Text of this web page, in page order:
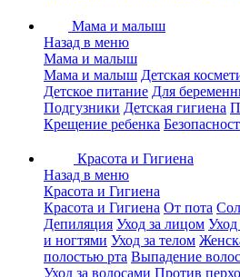
Мама и малыш
Назад в меню
Мама и малыш
Мама и малыш Детская
Детское питание Для
Подгузники Детская гигиена
Крещение ребенка
Красота и Гигиена
Назад в меню
Красота и Гигиена
Красота и Гигиена От пота
Депиляция Уход за лицом Уход
и ногтями Уход за телом
полостью рта Выпадение волос
Уход за волосами Против